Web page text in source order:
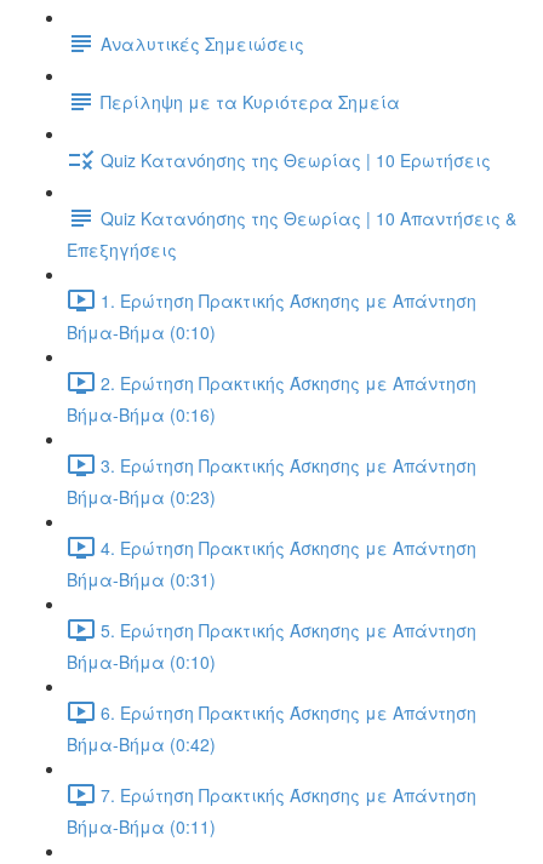
Αναλυτικές Σημειώσεις
Περίληψη με τα Κυριότερα Σημεία
Quiz Κατανόησης της Θεωρίας | 10 Ερωτήσεις
Quiz Κατανόησης της Θεωρίας | 10 Απαντήσεις &
Επεξηγήσεις
1. Ερώτηση Πρακτικής Άσκησης με Απάντηση
Βήμα-Βήμα (0:10)
2. Ερώτηση Πρακτικής Άσκησης με Απάντηση
Βήμα-Βήμα (0:16)
3. Ερώτηση Πρακτικής Άσκησης με Απάντηση
Βήμα-Βήμα (0:23)
4. Ερώτηση Πρακτικής Άσκησης με Απάντηση
Βήμα-Βήμα (0:31)
5. Ερώτηση Πρακτικής Άσκησης με Απάντηση
Βήμα-Βήμα (0:10)
6. Ερώτηση Πρακτικής Άσκησης με Απάντηση
Βήμα-Βήμα (0:42)
7. Ερώτηση Πρακτικής Άσκησης με Απάντηση
Βήμα-Βήμα (0:11)